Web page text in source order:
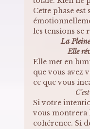
Cette phase
les tensions se
La
Elle
Elle met en
que vous avez
ce que vous
Si votre
vous montrera
cohérence. Si